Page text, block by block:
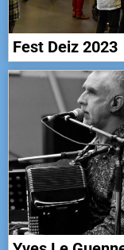
Fest Deiz 2023